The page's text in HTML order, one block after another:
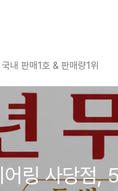
내 판매1호 & 판매량1위
링 사당점